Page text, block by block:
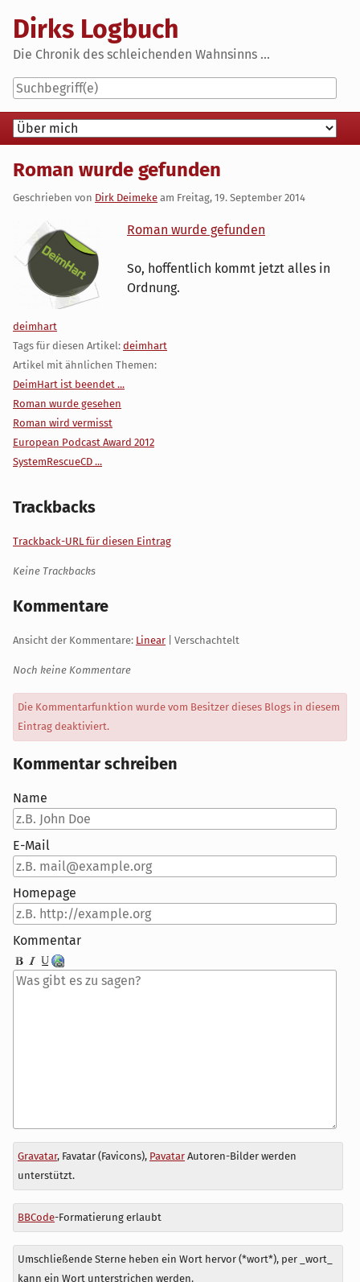
content
Dirks Logbuch
Die Chronik des schleichenden Wahnsinns ...
Navigation
Roman wurde gefunden
Geschrieben von Dirk Deimeke am Freitag, 19. September 2014
Roman wurde gefunden
So, hoffentlich kommt jetzt alles in
Ordnung.
Kategorien:
deimhart
Tags für diesen Artikel: deimhart
Artikel mit ähnlichen Themen:
DeimHart ist beendet ...
Roman wurde gesehen
Roman wird vermisst
European Podcast Award 2012
SystemRescueCD ...
Trackbacks
Trackback-URL für diesen Eintrag
Keine Trackbacks
Kommentare
Ansicht der Kommentare: Linear | Verschachtelt
Noch keine Kommentare
Die Kommentarfunktion wurde vom Besitzer dieses Blogs in diesem
Eintrag deaktiviert.
Kommentar schreiben
Name
E-Mail
Homepage
Kommentar
Antwort
zu
Gravatar, Favatar (Favicons), PavatarAutoren-Bilder werden
unterstützt.
BBCode-Formatierung erlaubt
Umschließende Sterne heben ein Wort hervor (*wort*), per _wort_
kann ein Wort unterstrichen werden.